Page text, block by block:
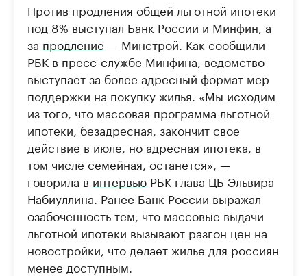
Против продления общей льготной ипотеки
под 8% выступал Банк России и Минфин, а
за продление — Минстрой. Как сообщили
РБК в пресс-службе Минфина, ведомство
выступает за более адресный формат мер
поддержки на покупку жилья. «Мы исходим
из того, что массовая программа льготной
ипотеки, безадресная, закончит свое
действие в июле, но адресная ипотека, в
том числе семейная, останется», —
говорила в интервью РБК глава ЦБ Эльвира
Набиуллина. Ранее Банк России выражал
озабоченность тем, что массовые выдачи
льготной ипотеки вызывают разгон цен на
новостройки, что делает жилье для россиян
менее доступным.